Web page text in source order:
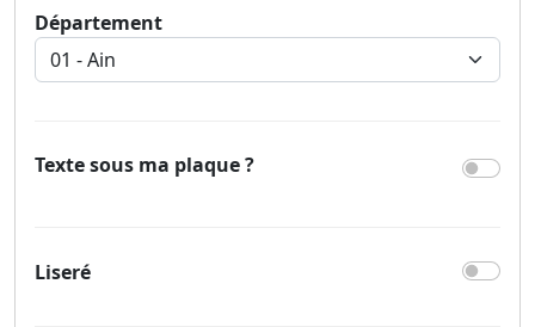
Département
Texte sous ma plaque ?
Liseré